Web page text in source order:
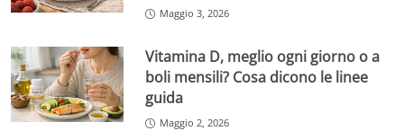
Maggio 3, 2026
Vitamina D, meglio ogni giorno o a
boli mensili? Cosa dicono le linee
guida
Maggio 2, 2026